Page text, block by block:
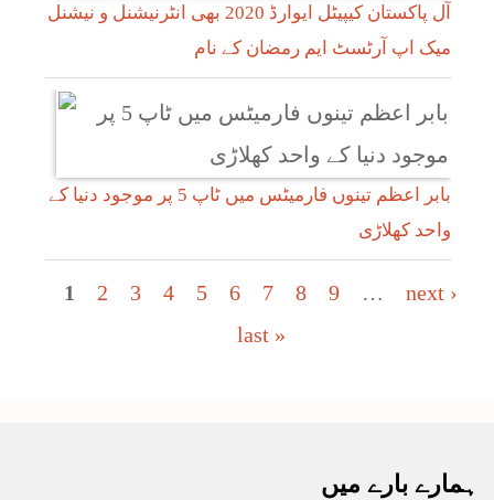
آل پاکستان کیپیٹل ایوارڈ 2020 بھی انٹرنیشنل و نیشنل
میک اپ آرٹسٹ ایم رمضان کے نام
بابر اعظم تینوں فارمیٹس میں ٹاپ 5 پر موجود دنیا کے
واحد کھلاڑی
Pages
1 2 3 4 5 6 7 8 9 …
next ›
last »
ہمارے بارے میں